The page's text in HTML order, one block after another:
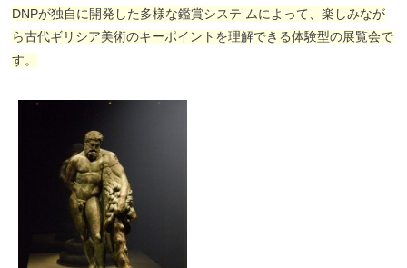
DNPが独自に開発した多様な鑑賞システ ムによって、楽しみなが
ら古代ギリシア美術のキーポイントを理解できる体験型の展覧会で
す。